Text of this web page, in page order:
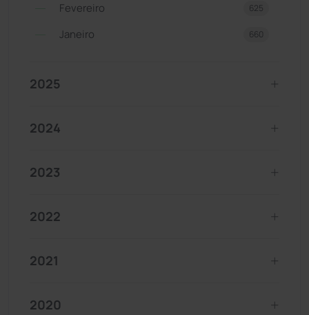
Fevereiro 625
Janeiro 660
2025
2024
2023
2022
2021
2020